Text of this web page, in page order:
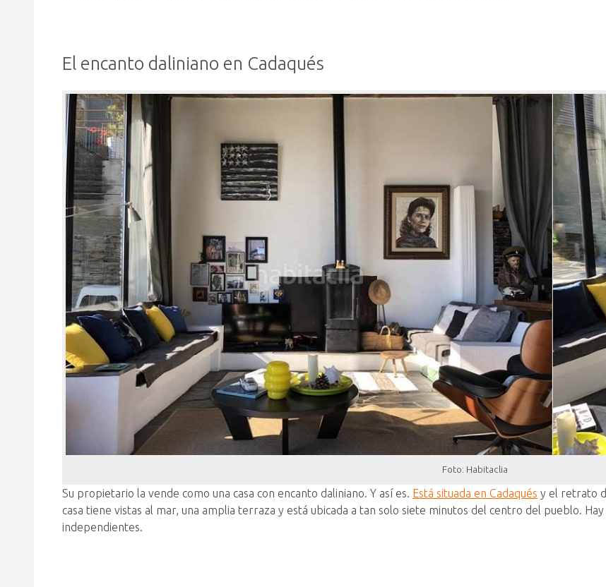
El encanto daliniano en Cadaqués
Foto: Habitaclia
Su propietario la vende como una casa con encanto daliniano. Y así es. Está situada en Cadaqués y el retrato
casa tiene vistas al mar, una amplia terraza y está ubicada a tan solo siete minutos del centro del pueblo.
independientes.